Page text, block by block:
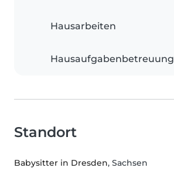
Hausarbeiten
Hausaufgabenbetreuung
Standort
Babysitter in Dresden, Sachsen